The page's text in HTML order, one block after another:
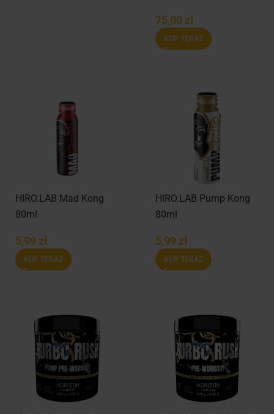
75,00 zł
KUP TERAZ
HIRO.LAB Mad Kong
80ml
5,99 zł
KUP TERAZ
HIRO.LAB Pump Kong
80ml
5,99 zł
KUP TERAZ